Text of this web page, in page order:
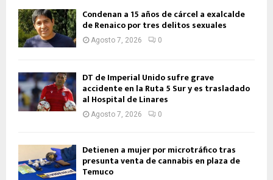
Condenan a 15 años de cárcel a exalcalde
de Renaico por tres delitos sexuales
Agosto 7, 2026 0
DT de Imperial Unido sufre grave
accidente en la Ruta 5 Sur y es trasladado
al Hospital de Linares
Agosto 7, 2026 0
Detienen a mujer por microtráfico tras
presunta venta de cannabis en plaza de
Temuco